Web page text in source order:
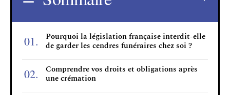
Pourquoi la législation française interdit-elle
de garder les cendres funéraires chez soi ?
Comprendre vos droits et obligations après
une crémation